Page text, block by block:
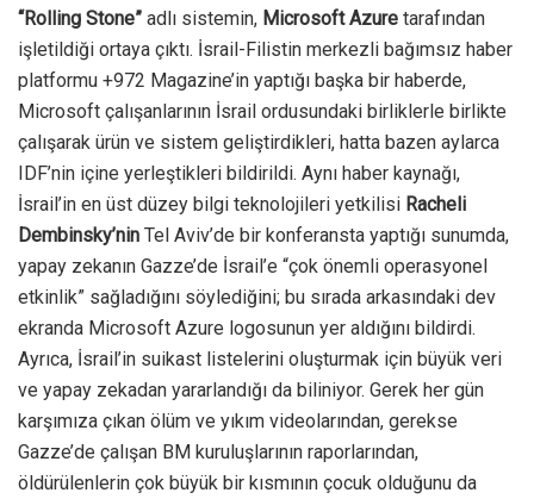
“Rolling Stone” adlı sistemin, Microsoft Azure tarafından
işletildiği ortaya çıktı. İsrail-Filistin merkezli bağımsız haber
platformu +972 Magazine’in yaptığı başka bir haberde,
Microsoft çalışanlarının İsrail ordusundaki birliklerle birlikte
çalışarak ürün ve sistem geliştirdikleri, hatta bazen aylarca
IDF’nin içine yerleştikleri bildirildi. Aynı haber kaynağı,
İsrail’in en üst düzey bilgi teknolojileri yetkilisi Racheli
Dembinsky’nin Tel Aviv’de bir konferansta yaptığı sunumda,
yapay zekanın Gazze’de İsrail’e “çok önemli operasyonel
etkinlik” sağladığını söylediğini; bu sırada arkasındaki dev
ekranda Microsoft Azure logosunun yer aldığını bildirdi.
Ayrıca, İsrail’in suikast listelerini oluşturmak için büyük veri
ve yapay zekadan yararlandığı da biliniyor. Gerek her gün
karşımıza çıkan ölüm ve yıkım videolarından, gerekse
Gazze’de çalışan BM kuruluşlarının raporlarından,
öldürülenlerin çok büyük bir kısmının çocuk olduğunu da